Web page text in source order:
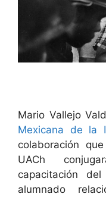
Mario Vallejo
Mexicana de la
colaboración
UACh
capacitación
alumnado